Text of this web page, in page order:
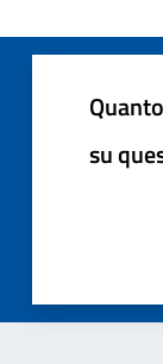
su